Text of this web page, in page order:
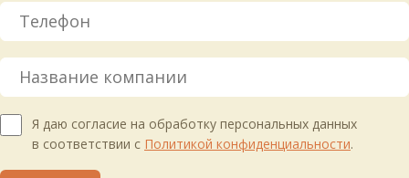
Я даю согласие на обработку персональных данных
в соответствии с Политикой конфиденциальности.